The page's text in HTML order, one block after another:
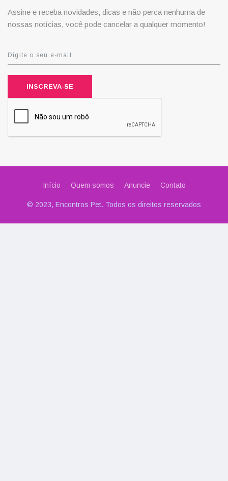
Assine e receba novidades, dicas e não perca nenhuma de
nossas notícias, você pode cancelar a qualquer momento!
INSCREVA-SE
Início Quem somos Anuncie Contato
© 2023, Encontros Pet. Todos os direitos reservados